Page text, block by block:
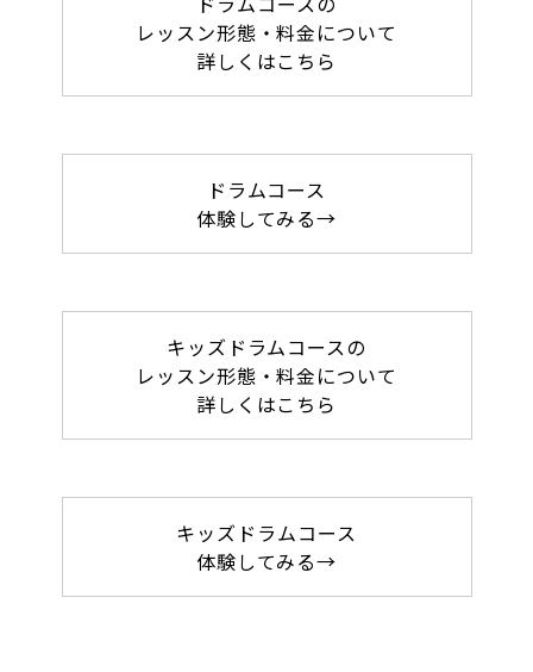
レッスン形態・料金について
詳しくはこちら
ドラムコース
体験してみる→
キッズドラムコースの
レッスン形態・料金について
詳しくはこちら
キッズドラムコース
体験してみる→